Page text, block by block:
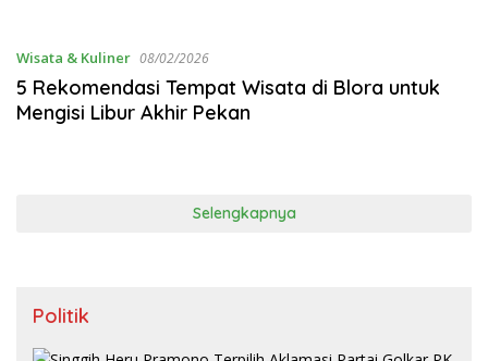
Wisata & Kuliner 08/02/2026
‎5 Rekomendasi Tempat Wisata di Blora untuk
Mengisi Libur Akhir Pekan
Selengkapnya
Politik